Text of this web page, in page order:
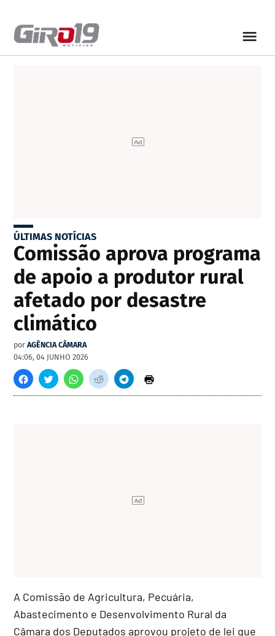
ÚLTIMAS NOTÍCIAS
Comissão aprova programa
de apoio a produtor rural
afetado por desastre
climático
por AGÊNCIA CÂMARA
04:06, 04 JUNHO 2026
A Comissão de Agricultura, Pecuária,
Abastecimento e Desenvolvimento Rural da
Câmara dos Deputados aprovou projeto de lei que